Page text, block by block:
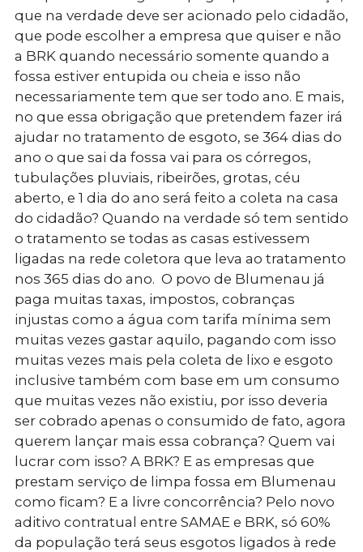
que na verdade deve ser acionado pelo cidadão,
que pode escolher a empresa que quiser e não
a BRK quando necessário somente quando a
fossa estiver entupida ou cheia e isso não
necessariamente tem que ser todo ano. E mais,
no que essa obrigação que pretendem fazer irá
ajudar no tratamento de esgoto, se 364 dias do
ano o que sai da fossa vai para os córregos,
tubulações pluviais, ribeirões, grotas, céu
aberto, e 1 dia do ano será feito a coleta na casa
do cidadão? Quando na verdade só tem sentido
o tratamento se todas as casas estivessem
ligadas na rede coletora que leva ao tratamento
nos 365 dias do ano. O povo de Blumenau já
paga muitas taxas, impostos, cobranças
injustas como a água com tarifa mínima sem
muitas vezes gastar aquilo, pagando com isso
muitas vezes mais pela coleta de lixo e esgoto
inclusive também com base em um consumo
que muitas vezes não existiu, por isso deveria
ser cobrado apenas o consumido de fato, agora
querem lançar mais essa cobrança? Quem vai
lucrar com isso? A BRK? E as empresas que
prestam serviço de limpa fossa em Blumenau
como ficam? E a livre concorrência? Pelo novo
aditivo contratual entre SAMAE e BRK, só 60%
da população terá seus esgotos ligados à rede